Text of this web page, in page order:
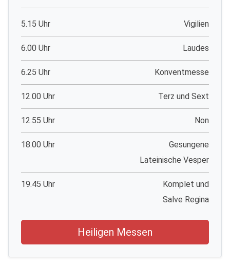
5.15 Uhr Vigilien
6.00 Uhr Laudes
6.25 Uhr Konventmesse
12.00 Uhr Terz und Sext
12.55 Uhr Non
18.00 Uhr
Gesungene
Lateinische Vesper
19.45 Uhr
Komplet und
Salve Regina
Heiligen Messen